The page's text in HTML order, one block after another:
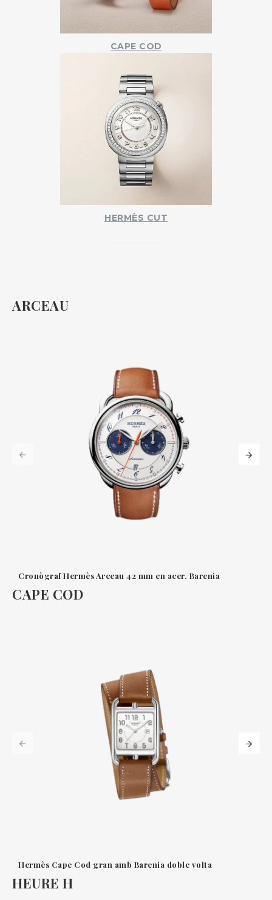
CAPE COD
HERMÈS CUT
ARCEAU
Cronògraf Hermès Arceau 42 mm en acer, Barenia
CAPE COD
Hermès Cape Cod gran amb Barenia doble volta
HEURE H